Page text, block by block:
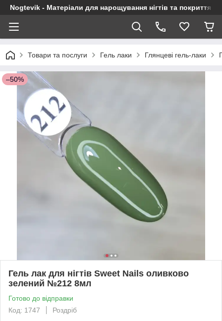
Nogtevik - Матеріали для нарощування нігтів та покриття
Товари та послуги Гель лаки Глянцеві гель-лаки
–50%
Гель лак для нігтів Sweet Nails оливково
зелений №212 8мл
Готово до відправки
Код: 1747
Роздріб